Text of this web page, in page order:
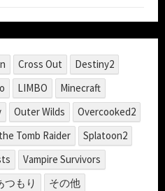
Cross Out
Destiny2
LIMBO
Minecraft
Outer Wilds
Overcooked2
Tomb Raider
Splatoon2
Vampire Survivors
つもり
その他